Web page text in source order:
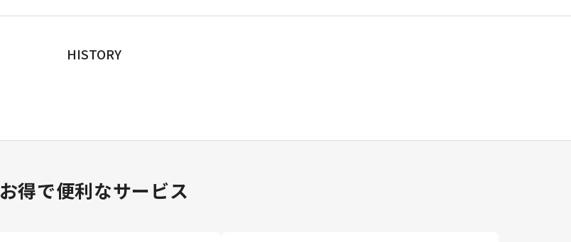
HISTORY
お得で便利なサービス